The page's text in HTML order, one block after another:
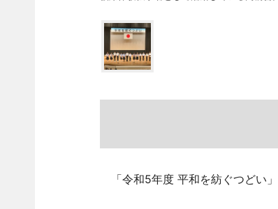
「令和5年度 平和を紡ぐつどい